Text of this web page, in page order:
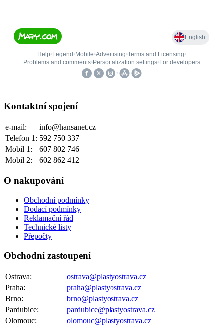
Kontaktní spojení
e-mail:
info@hansanet.cz
Telefon 1: 592 750 337
Mobil 1:
607 802 746
Mobil 2:
602 862 412
O nakupování
Obchodní podmínky
Dodací podmínky
Reklamační řád
Technické listy
Přepočty
Obchodní zastoupení
Ostrava:
ostrava@plastyostrava.cz
Praha:
praha@plastyostrava.cz
Brno:
brno@plastyostrava.cz
Pardubice:
pardubice@plastyostrava.cz
Olomouc:
olomouc@plastyostrava.cz